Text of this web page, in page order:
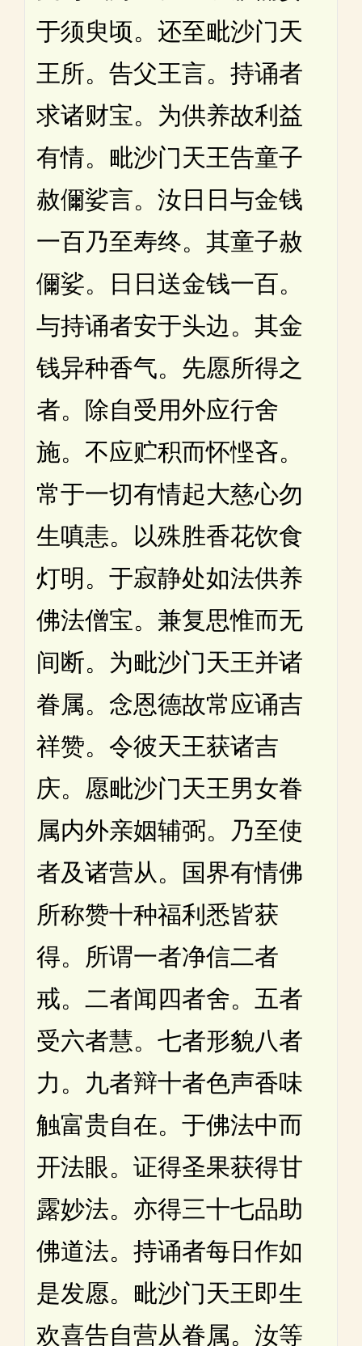
于须臾顷。还至毗沙门天
王所。告父王言。持诵者
求诸财宝。为供养故利益
有情。毗沙门天王告童子
赦儞娑言。汝日日与金钱
一百乃至寿终。其童子赦
儞娑。日日送金钱一百。
与持诵者安于头边。其金
钱异种香气。先愿所得之
者。除自受用外应行舍
施。不应贮积而怀悭吝。
常于一切有情起大慈心勿
生嗔恚。以殊胜香花饮食
灯明。于寂静处如法供养
佛法僧宝。兼复思惟而无
间断。为毗沙门天王并诸
眷属。念恩德故常应诵吉
祥赞。令彼天王获诸吉
庆。愿毗沙门天王男女眷
属内外亲姻辅弼。乃至使
者及诸营从。国界有情佛
所称赞十种福利悉皆获
得。所谓一者净信二者
戒。二者闻四者舍。五者
受六者慧。七者形貌八者
力。九者辩十者色声香味
触富贵自在。于佛法中而
开法眼。证得圣果获得甘
露妙法。亦得三十七品助
佛道法。持诵者每日作如
是发愿。毗沙门天王即生
欢喜告自营从眷属。汝等